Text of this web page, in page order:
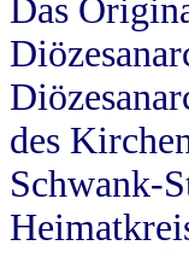
Das
des
Schwank-